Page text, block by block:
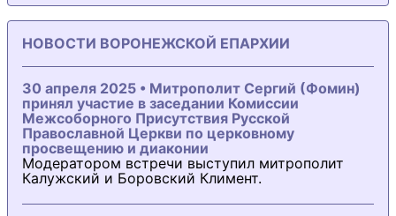
НОВОСТИ ВОРОНЕЖСКОЙ ЕПАРХИИ
30 апреля 2025 • Митрополит Сергий (Фомин)
принял участие в заседании Комиссии
Межсоборного Присутствия Русской
Православной Церкви по церковному
просвещению и диаконии
Модератором встречи выступил митрополит
Калужский и Боровский Климент.